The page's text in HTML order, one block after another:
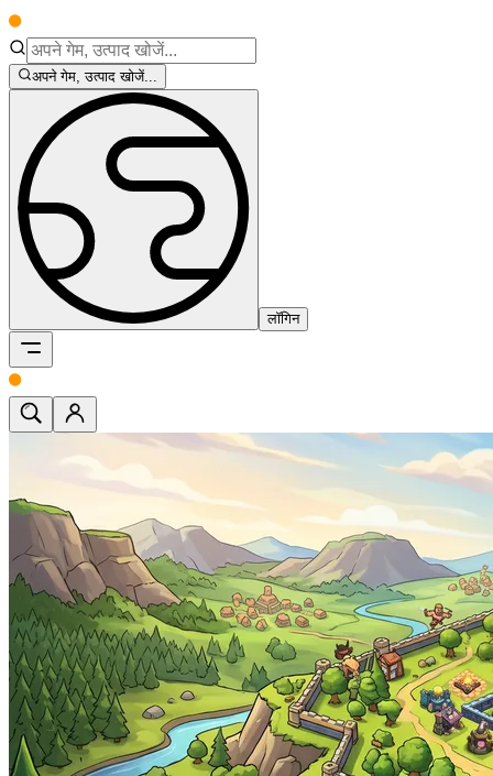
अपने गेम, उत्पाद खोजें...
लॉगिन